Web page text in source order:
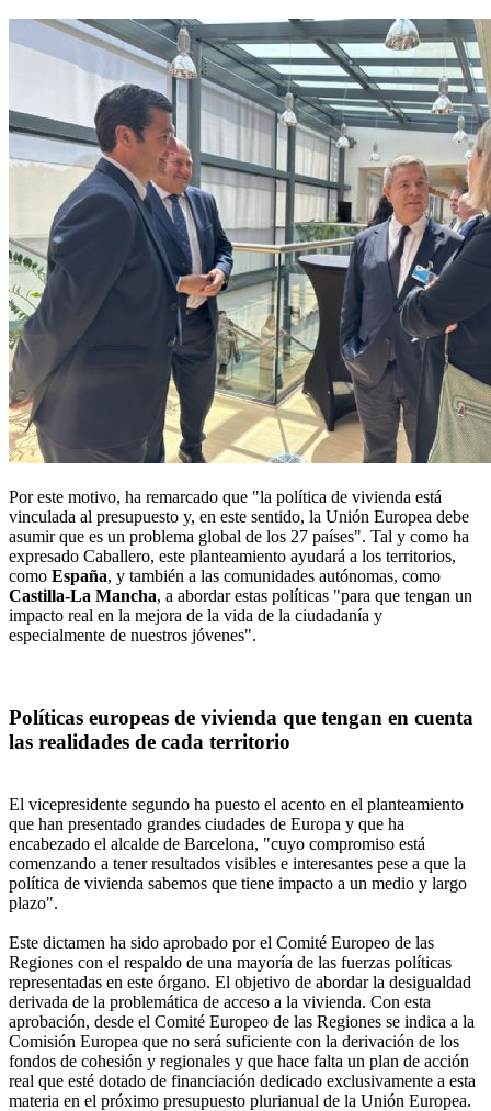
Por este motivo, ha remarcado que "la política de vivienda está
vinculada al presupuesto y, en este sentido, la Unión Europea debe
asumir que es un problema global de los 27 países". Tal y como ha
expresado Caballero, este planteamiento ayudará a los territorios,
como España, y también a las comunidades autónomas, como
Castilla-La Mancha, a abordar estas políticas "para que tengan un
impacto real en la mejora de la vida de la ciudadanía y
especialmente de nuestros jóvenes".
Políticas europeas de vivienda que tengan en cuenta
las realidades de cada territorio
El vicepresidente segundo ha puesto el acento en el planteamiento
que han presentado grandes ciudades de Europa y que ha
encabezado el alcalde de Barcelona, "cuyo compromiso está
comenzando a tener resultados visibles e interesantes pese a que la
política de vivienda sabemos que tiene impacto a un medio y largo
plazo".
Este dictamen ha sido aprobado por el Comité Europeo de las
Regiones con el respaldo de una mayoría de las fuerzas políticas
representadas en este órgano. El objetivo de abordar la desigualdad
derivada de la problemática de acceso a la vivienda. Con esta
aprobación, desde el Comité Europeo de las Regiones se indica a la
Comisión Europea que no será suficiente con la derivación de los
fondos de cohesión y regionales y que hace falta un plan de acción
real que esté dotado de financiación dedicado exclusivamente a esta
materia en el próximo presupuesto plurianual de la Unión Europea.